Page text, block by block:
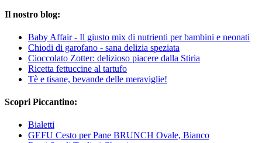
Il nostro blog:
Baby Affair - Il giusto mix di nutrienti per bambini e neonati
Chiodi di garofano - sana delizia speziata
Cioccolato Zotter: delizioso piacere dalla Stiria
Ricetta fettuccine al tartufo
Tè e tisane, bevande delle meraviglie!
Scopri Piccantino:
Bialetti
GEFU Cesto per Pane BRUNCH Ovale, Bianco